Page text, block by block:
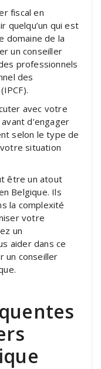
fiscal en
quelqu’un qui est
domaine de la
un conseiller
professionnels
des
avec votre
d’engager
selon le type de
situation
être un atout
Belgique. Ils
la complexité
votre
un
aider dans ce
un conseiller